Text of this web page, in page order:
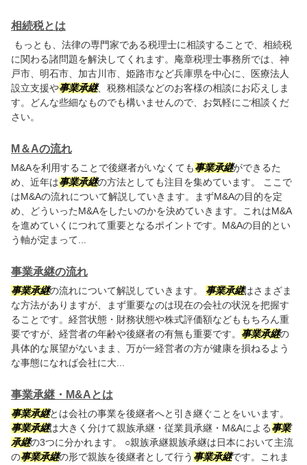
相続税とは
もっとも、法律の専門家である税理士に相談することで、相続税
に関わる諸問題を解決してくれます。庵章税理士事務所では、神
戸市、明石市、加古川市、姫路市など兵庫県を中心に、医療法人
設立支援や事業承継、税務相談などのお客様の相談にお応えしま
す。どんな些細なものでも構いませんので、お気軽にご相談くだ
さい。
M＆Aの流れ
M&Aを利用することで後継者がいなくても事業承継ができるた
め、近年は事業承継の方法としても注目を集めています。 ここで
はM&Aの流れについて解説していきます。まずM&Aの目的を定
め、どういったM&Aをしたいのかを決めていきます。これはM&A
を進めていくにつれて重要となるポイントです。M&Aの目的とい
う軸が定まって...
事業承継の流れ
事業承継の流れについて解説していきます。 事業承継はさまざま
な方法がありますが、まず重要なのは現在の会社の状況を把握す
ることです。経営状態・財務状態や株式評価額などももちろん重
要ですが、経営者の年齢や後継者の有無も重要です。 事業承継の
具体的な展望がないまま、万が一経営者の方が健康を損ねるよう
な事態になれば会社に大...
事業承継・M&Aとは
事業承継とは会社の事業を後継者へと引き継ぐことをいいます。
事業承継は大きく分けて親族承継・従業員承継・M&Aによる事業
承継の3つに分かれます。 ○親族承継親族承継は日本において主流
の事業承継の形で親族を後継者として行う 事業承継です。これま